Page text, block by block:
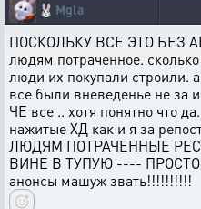
🐰 Mgla
ПОСКОЛЬКУ ВСЕ ЭТО БЕЗ
людям потраченное.
люди их покупали строили.
все были вневеденье не
ЧЕ все .. хотя понятно что
нажитые ХД как и я за
ЛЮДЯМ ПОТРАЧЕННЫЕ
ВИНЕ В ТУПУЮ ---- ПРОСТО
анонсы машуж звать!!!!!!!!!!